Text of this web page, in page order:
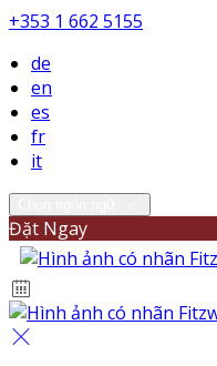
+353 1 662 5155
de
en
es
fr
it
Đặt Ngay